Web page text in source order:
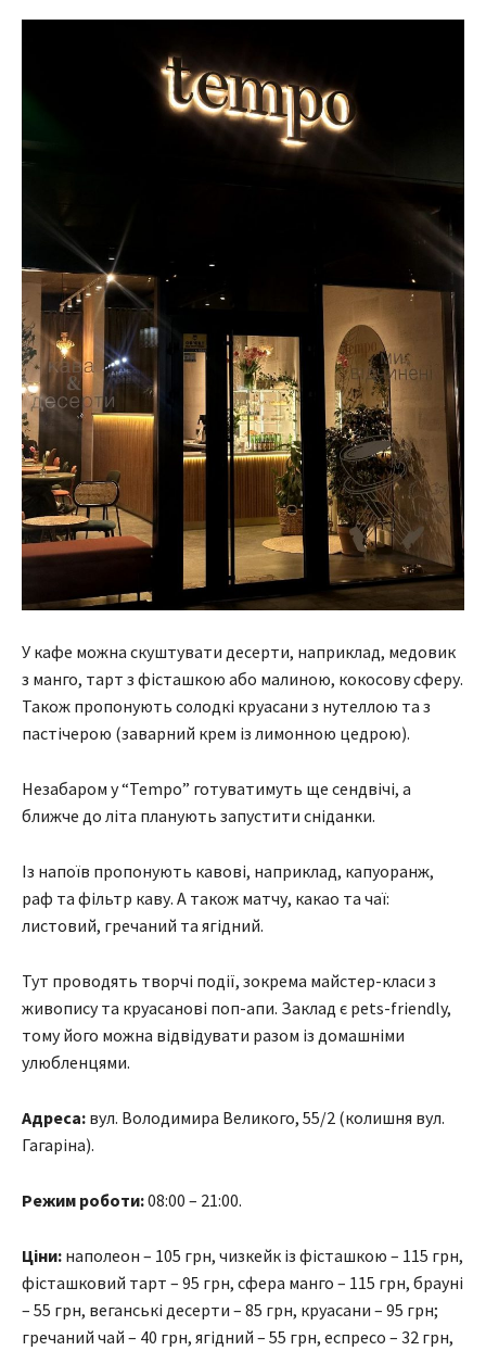
У кафе можна скуштувати десерти, наприклад, медовик
з манго, тарт з фісташкою або малиною, кокосову сферу.
Також пропонують солодкі круасани з нутеллою та з
пастічерою (заварний крем із лимонною цедрою).
Незабаром у “Tempo” готуватимуть ще сендвічі, а
ближче до літа планують запустити сніданки.
Із напоїв пропонують кавові, наприклад, капуоранж,
раф та фільтр каву. А також матчу, какао та чаї:
листовий, гречаний та ягідний.
Тут проводять творчі події, зокрема майстер-класи з
живопису та круасанові поп-апи. Заклад є pets-friendly,
тому його можна відвідувати разом із домашніми
улюбленцями.
Адреса: вул. Володимира Великого, 55/2 (колишня вул.
Гагаріна).
Режим роботи:08:00 – 21:00.
Ціни: наполеон – 105 грн, чизкейк із фісташкою – 115 грн,
фісташковий тарт – 95 грн, сфера манго – 115 грн, брауні
– 55 грн, веганські десерти – 85 грн, круасани – 95 грн;
гречаний чай – 40 грн, ягідний – 55 грн, еспресо – 32 грн,